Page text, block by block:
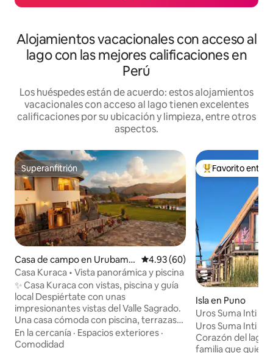
Alojamientos vacacionales con acceso al
lago con las mejores calificaciones en
Perú
Los huéspedes están de acuerdo: estos alojamientos
vacacionales con acceso al lago tienen excelentes
calificaciones por su ubicación y limpieza, entre otros
aspectos.
Superanfitrión
Superanfitrión
Casa de campo en Urubamb
a
Calificación promedio: 4.93 de
4.93 (60)
Casa Kuraca • Vista panorámica y piscina
✨ Casa Kuraca con vistas, piscina y guía
local Despiértate con unas
impresionantes vistas del Valle Sagrado.
Una casa cómoda con piscina, terrazas
soleadas y un espacio tranquilo de estilo
templo perfecto para el yoga o los
En la cercanía · Espacios exteriores ·
Comodidad
Favorito entre
Favorito entre
Isla en Puno
Uros Suma Inti
Uros Suma Inti
Corazón del lago
familia que